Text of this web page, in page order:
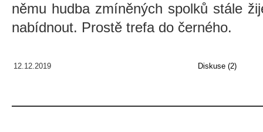
němu hudba zmíněných spolků stále
nabídnout. Prostě trefa do černého.
12.12.2019 Diskuse (2)